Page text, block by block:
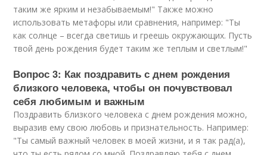
таким же ярким и незабываемым!" Также можно
использовать метафоры или сравнения, например: "Ты
как солнце – всегда светишь и греешь окружающих. Пусть
твой день рождения будет таким же теплым и светлым!"
Вопрос 3: Как поздравить с днем рождения
близкого человека, чтобы он почувствовал
себя любимым и важным
Поздравить близкого человека с днем рождения можно,
выразив ему свою любовь и признательность. Например:
"Ты самый важный человек в моей жизни, и я так рад(а),